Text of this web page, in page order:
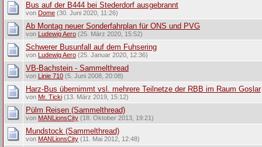
Bus auf der B444 bei Stederdorf ausgebrannt
von Dome(30. Juni 2020, 11:26)
Ab Montag neuer Sonderfahrplan für ONS und PVG
von Ludewig Aero(25. März 2020, 15:52)
Schwerer Busunfall auf dem Fuhsering
von Ludewig Aero(25. Januar 2020, 12:36)
VB-Bachstein - Sammelthread
von Linie 710(5. Juni 2008, 20:08)
Harz-Bus übernimmt vsl. mehrere Teilnetze der RBB im Raum Goslar
von Mr. Ticki(13. März 2019, 15:12)
Pülm Reisen (Sammelthread)
von MANLionsCity(18. Oktober 2013, 19:21)
Mundstock (Sammelthread)
von MANLionsCity(11. Mai 2012, 12:48)